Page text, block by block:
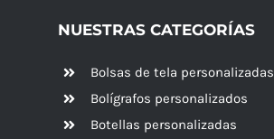
NUESTRAS CATEGORÍAS
Bolsas de tela personalizadas
Bolígrafos personalizados
Botellas personalizadas